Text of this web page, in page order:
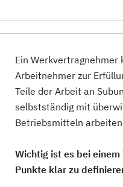
Ein Werkvertragnehmer
Arbeitnehmer zur
Teile der Arbeit an
selbstständig mit
Betriebsmitteln
Wichtig ist es bei
Punkte klar zu